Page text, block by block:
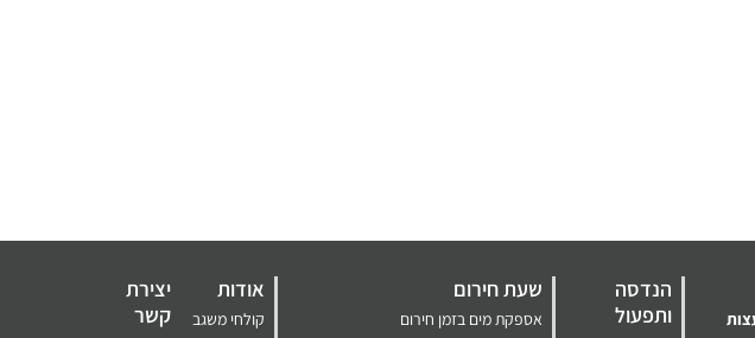
הנדסה
ותפעול
שעת חירום
אספקת מים בזמן חירום
אודות
קולחי משגב
יצירת
קשר